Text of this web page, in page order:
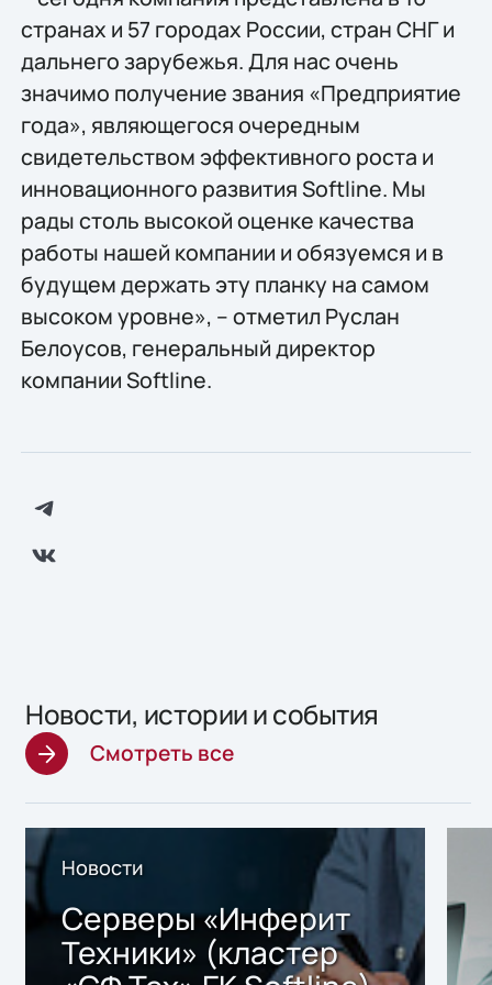
странах и 57 городах России, стран СНГ и
дальнего зарубежья. Для нас очень
значимо получение звания «Предприятие
года», являющегося очередным
свидетельством эффективного роста и
инновационного развития Softline. Мы
рады столь высокой оценке качества
работы нашей компании и обязуемся и в
будущем держать эту планку на самом
высоком уровне», – отметил Руслан
Белоусов, генеральный директор
компании Softline.
Новости, истории и события
Смотреть все
Новости
Серверы «Инферит
Техники» (кластер